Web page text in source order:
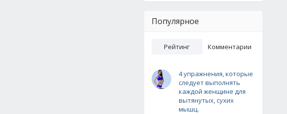
Популярное
Рейтинг Комментарии
4 упражнения, которые
следует выполнять
каждой женщине для
вытянутых, сухих
мышц.